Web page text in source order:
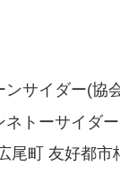
サイダー(協
トーサイダ
尾町 友好都市